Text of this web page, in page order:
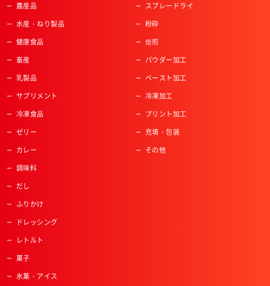
農産品
水産・ねり製品
健康食品
畜産
乳製品
サプリメント
冷凍食品
ゼリー
カレー
調味料
だし
ふりかけ
ドレッシング
レトルト
菓子
氷菓・アイス
スプレードライ
粉砕
焙煎
パウダー加工
ペースト加工
冷凍加工
プリント加工
充填・包装
その他